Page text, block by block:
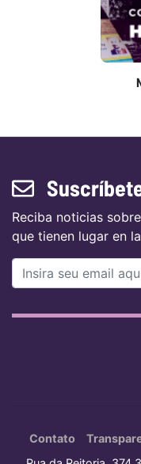
Reciba noticias
que tienen lugar en la
Contato